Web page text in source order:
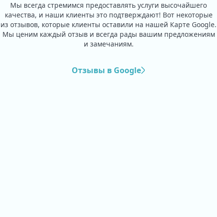
Мы всегда стремимся предоставлять услуги высочайшего
качества, и наши клиенты это подтверждают! Вот некоторые
из отзывов, которые клиенты оставили на нашей Карте Google.
Мы ценим каждый отзыв и всегда рады вашим предложениям
и замечаниям.
Отзывы в Google